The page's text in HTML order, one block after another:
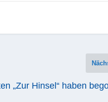
„Zur Hinsel“ haben